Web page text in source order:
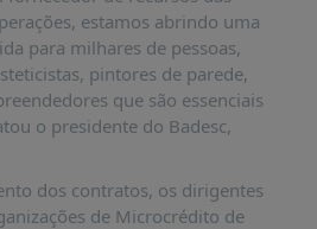
estamos abrindo uma
para milhares de pessoas,
pintores de parede,
que são essenciais
o presidente do Badesc,
dos contratos, os dirigentes
de Microcrédito de